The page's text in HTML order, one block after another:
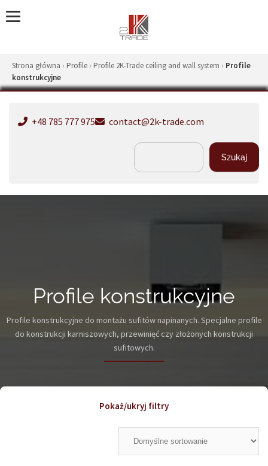
Strona główna › Profile › Profile 2K-Trade ceiling and wall system › Profile
konstrukcyjne
+48 785 777 975 contact@2k-trade.com
Szukaj
Profile konstrukcyjne
Profile konstrukcyjne do montażu sufitów napinanych. Specjalne profile
do konstrukcji karniszowych, przewinięć czy złożonych konstrukcji
sufitowych.
Pokaż/ukryj filtry